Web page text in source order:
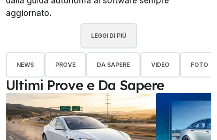
aggiornato.
LEGGI DI PIÙ
NEWS PROVE DA SAPERE VIDEO FOTO
Ultimi Prove e Da Sapere